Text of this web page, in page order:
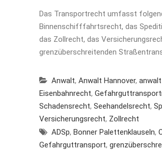
Das Transportrecht umfasst
Binnenschifffahrtsrecht, das
das Zollrecht, das
grenzüberschreitenden
Anwalt, Anwalt Hannover,
Eisenbahnrecht,
Schadensrecht, Seehandelsrecht,
Versicherungsrecht, Zollrecht
ADSp, Bonner Palettenklauseln,
Gefahrguttransport,